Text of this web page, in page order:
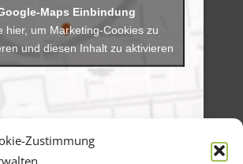
Zustimmung
hier, um Marketing-Cookies zu
und diesen Inhalt zu aktivieren